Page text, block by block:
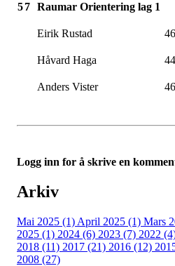
57 Raumar Orientering lag 1
Eirik Rustad
Håvard Haga
Anders Vister
Logg inn for å skrive en
Arkiv
Mai 2025 (1) April 2025 (1) Mars
2025 (1) 2024 (6) 2023 (7) 2022
2018 (11) 2017 (21) 2016 (12)
2008 (27)